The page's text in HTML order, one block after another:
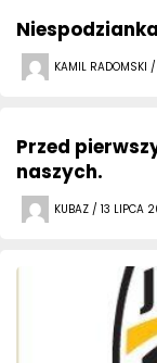
KAMIL RADOMSKI
Przed
naszych.
KUBAZ / 13 LIPCA